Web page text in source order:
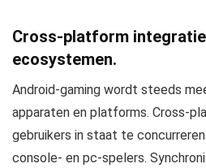
Cross-platform
ecosystemen.
Android-gaming wordt steeds
apparaten en platforms. Cross-
gebruikers in staat te
console- en pc-spelers.